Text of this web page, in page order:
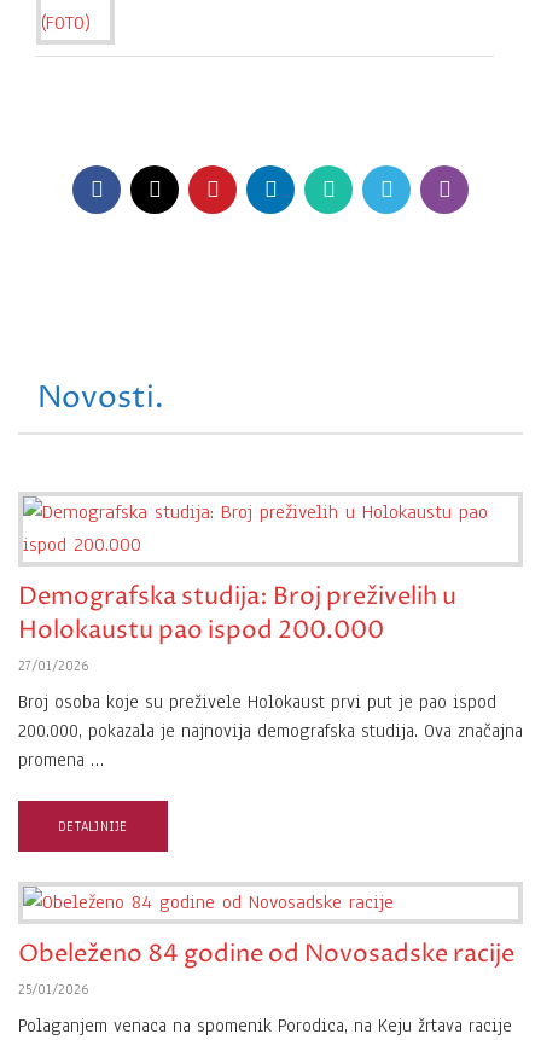
Novosti.
Demografska studija: Broj preživelih u
Holokaustu pao ispod 200.000
27/01/2026
Broj osoba koje su preživele Holokaust prvi put je pao ispod
200.000, pokazala je najnovija demografska studija. Ova značajna
promena …
DETALJNIJE
Obeleženo 84 godine od Novosadske racije
25/01/2026
Polaganjem venaca na spomenik Porodica, na Keju žrtava racije